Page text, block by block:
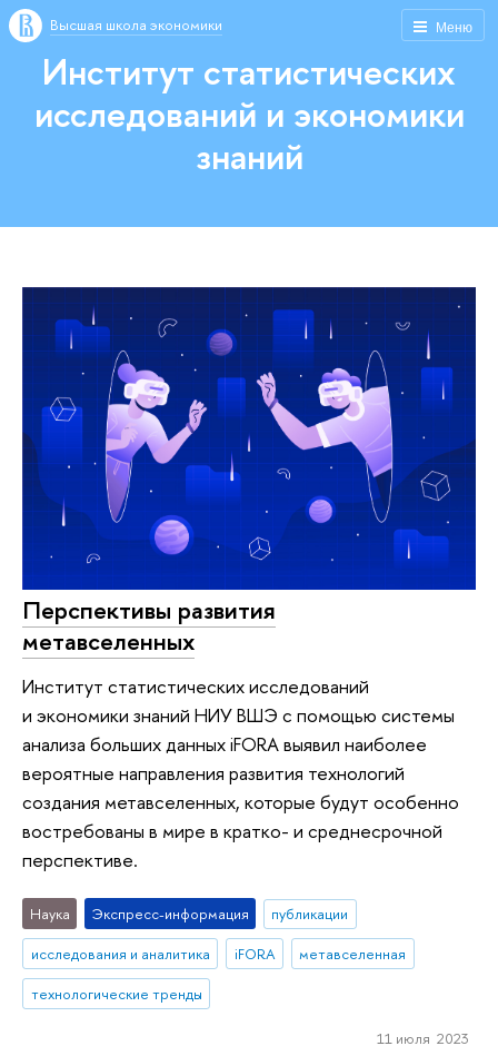
Меню
Высшая школа экономики
Институт статистических
исследований и экономики
знаний
Перспективы развития
метавселенных
Институт статистических исследований
и экономики знаний НИУ ВШЭ с помощью системы
анализа больших данных iFORA выявил наиболее
вероятные направления развития технологий
создания метавселенных, которые будут особенно
востребованы в мире в кратко- и среднесрочной
перспективе.
Наука Экспресс-информация
публикации
исследования и аналитика
iFORA
метавселенная
технологические тренды
11 июля 2023